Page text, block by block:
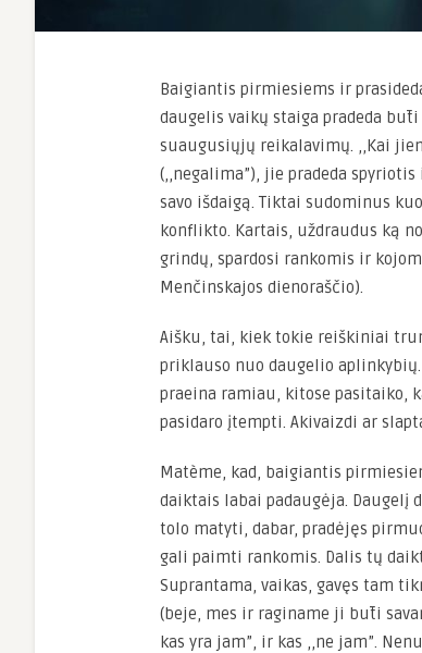
Baigiantis pirmiesiems ir
daugelis vaikų staiga pradeda
suaugusiųjų reikalavimų. ,,Kai
(,,negalima”), jie pradeda
savo išdaigą. Tiktai sudominus
konflikto. Kartais, uždraudus ką
grindų, spardosi rankomis ir
Menčinskajos dienoraščio).
Aišku, tai, kiek tokie reiškiniai
priklauso nuo daugelio
praeina ramiau, kitose pasitaiko,
pasidaro įtempti. Akivaizdi ar
Matème, kad, baigiantis
daiktais labai padaugėja.
tolo matyti, dabar, pradėjęs
gali paimti rankomis. Dalis tų
Suprantama, vaikas, gavęs tam
(beje, mes ir raginame ji būti
kas yra jam”, ir kas ,,ne jam”.